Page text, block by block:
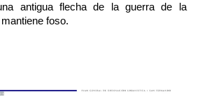
antigua flecha de la guerra de la
foso.